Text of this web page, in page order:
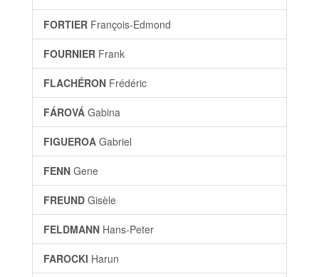
FORTIER François-Edmond
FOURNIER Frank
FLACHÉRON Frédéric
FÁROVÁ Gabina
FIGUEROA Gabriel
FENN Gene
FREUND Gisèle
FELDMANN Hans-Peter
FAROCKI Harun